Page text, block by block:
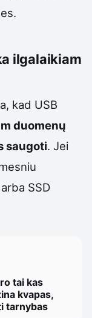
ilgalaikiam
kad USB
duomenų
saugoti. Jei
SSD
tai kas
kvapas,
tarnybas